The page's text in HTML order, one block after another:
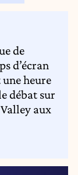
de
d’écran
une heure
débat sur
aux